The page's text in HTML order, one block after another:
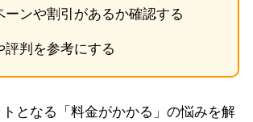
ーンや割引があるか確認する
評判を参考にする
となる「料金がかかる」の悩みを解